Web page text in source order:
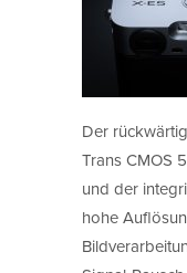
Der
Trans CMOS
und der
hohe